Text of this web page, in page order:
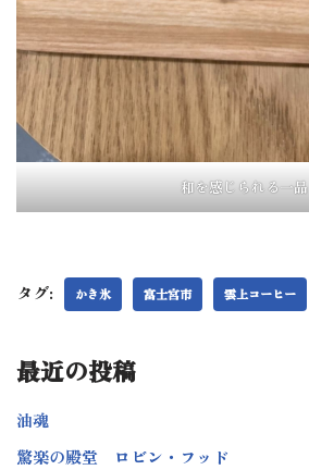
和を感じられる一品
タグ: かき氷 富士宮市 雲上コーヒー
最近の投稿
油魂
驚楽の殿堂 ロビン・フッド